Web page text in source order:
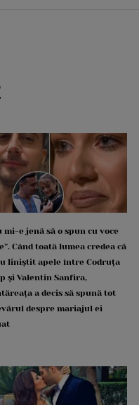
mi-e jenă să o spun cu voce
Când toată lumea credea că
liniștit apele între Codruța
și Valentin Sanfira,
a decis să spună tot
despre mariajul ei